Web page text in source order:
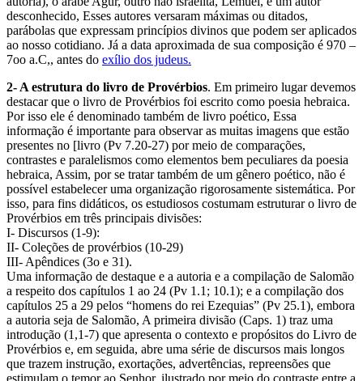
desconhecido, Esses autores versaram máximas ou ditados,
parábolas que expressam princípios divinos que podem ser aplicados
ao nosso cotidiano. Já a data aproximada de sua composição é 970 –
7oo a.C,, antes do exílio dos judeus.
2- A estrutura do livro de Provérbios. Em primeiro lugar devemos
destacar que o livro de Provérbios foi escrito como poesia hebraica.
Por isso ele é denominado também de livro poético, Essa
informação é importante para observar as muitas imagens que estão
presentes no [livro (Pv 7.20-27) por meio de comparações,
contrastes e paralelismos como elementos bem peculiares da poesia
hebraica, Assim, por se tratar também de um gênero poético, não é
possível estabelecer uma organização rigorosamente sistemática. Por
isso, para fins didáticos, os estudiosos costumam estruturar o livro de
Provérbios em três principais divisões:
I- Discursos (1-9):
II- Coleções de provérbios (10-29)
III- Apêndices (3o e 31).
Uma informação de destaque e a autoria e a compilação de Salomão
a respeito dos capítulos 1 ao 24 (Pv 1.1; 10.1); e a compilação dos
capítulos 25 a 29 pelos “homens do rei Ezequias” (Pv 25.1), embora
a autoria seja de Salomão, A primeira divisão (Caps. 1) traz uma
introdução (1,1-7) que apresenta o contexto e propósitos do Livro de
Provérbios e, em seguida, abre uma série de discursos mais longos
que trazem instrução, exortações, advertências, repreensões que
estimulam o temor ao Senhor, ilustrado por meio do contraste entre a